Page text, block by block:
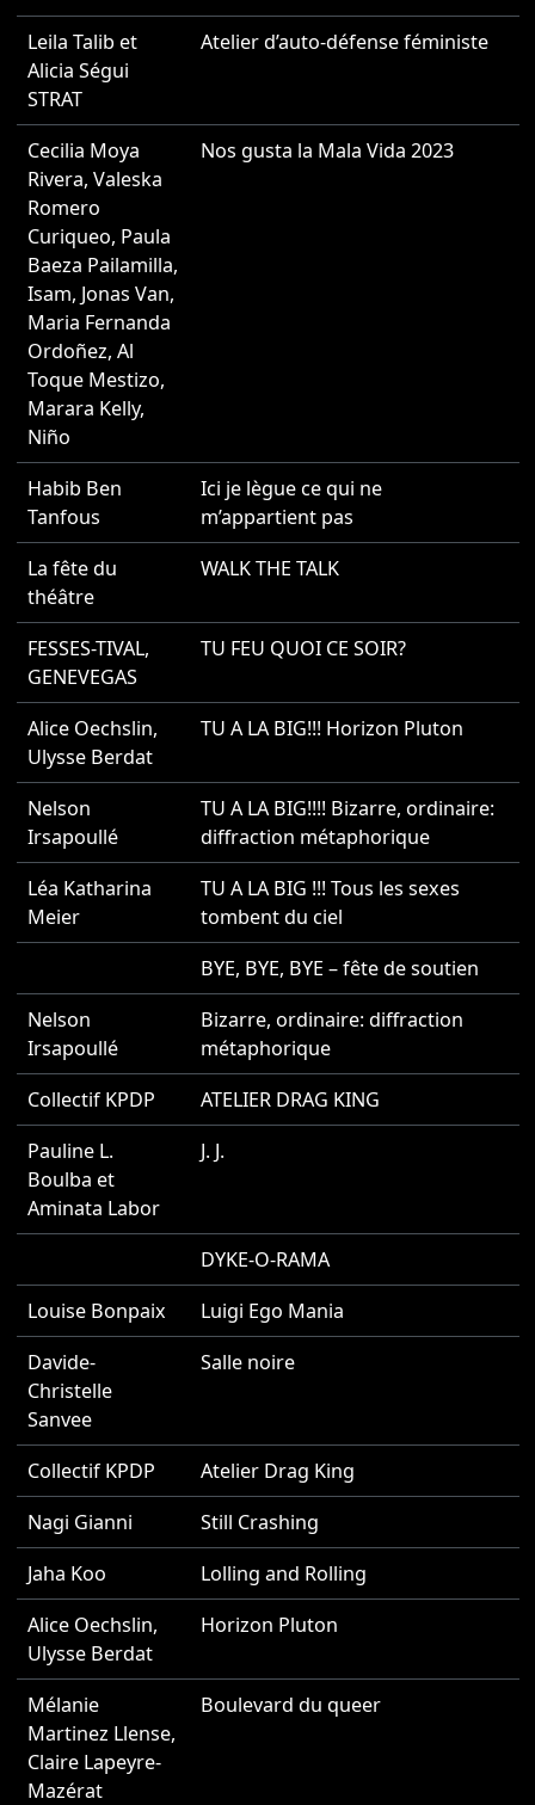
Leila Talib et
Alicia Ségui
STRAT
Atelier d’auto-défense féministe
Cecilia Moya
Rivera, Valeska
Romero
Curiqueo, Paula
Baeza Pailamilla,
Isam, Jonas Van,
Maria Fernanda
Ordoñez, Al
Toque Mestizo,
Marara Kelly,
Niño
Nos gusta la Mala Vida 2023
Habib Ben
Tanfous
Ici je lègue ce qui ne
m’appartient pas
La fête du
théâtre
WALK THE TALK
FESSES-TIVAL,
GENEVEGAS
TU FEU QUOI CE SOIR?
Alice Oechslin,
Ulysse Berdat
TU A LA BIG!!! Horizon Pluton
Nelson
Irsapoullé
TU A LA BIG!!!! Bizarre, ordinaire:
diffraction métaphorique
Léa Katharina
Meier
TU A LA BIG !!! Tous les sexes
tombent du ciel
BYE, BYE, BYE – fête de soutien
Nelson
Irsapoullé
Bizarre, ordinaire: diffraction
métaphorique
Collectif KPDP ATELIER DRAG KING
Pauline L.
Boulba et
Aminata Labor
J. J.
DYKE-O-RAMA
Louise Bonpaix
Luigi Ego Mania
Davide-
Christelle
Sanvee
Salle noire
Collectif KPDP Atelier Drag King
Nagi Gianni
Still Crashing
Jaha Koo
Lolling and Rolling
Alice Oechslin,
Ulysse Berdat
Horizon Pluton
Mélanie
Martinez Llense,
Claire Lapeyre-
Mazérat
Boulevard du queer